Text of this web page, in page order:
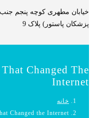
خیابان مطهری کوچه پنجم
پزشکان پاستور) پلاک 9
Changed The
Internet
خانه
Changed the Internet